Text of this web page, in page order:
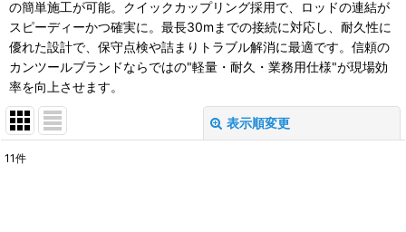
の簡単施工が可能。クイックカップリング採用で、ロッドの連結が
スピーディーかつ確実に。最長30mまでの接続に対応し、耐久性に
優れた設計で、保守点検や詰まりトラブル解消に最適です。信頼の
カンツールブランドならではの"軽量・耐久・業務用仕様"が現場効
率を向上させます。
表示順変更
11件